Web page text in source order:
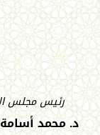
رئيس مجلس
د. محمد